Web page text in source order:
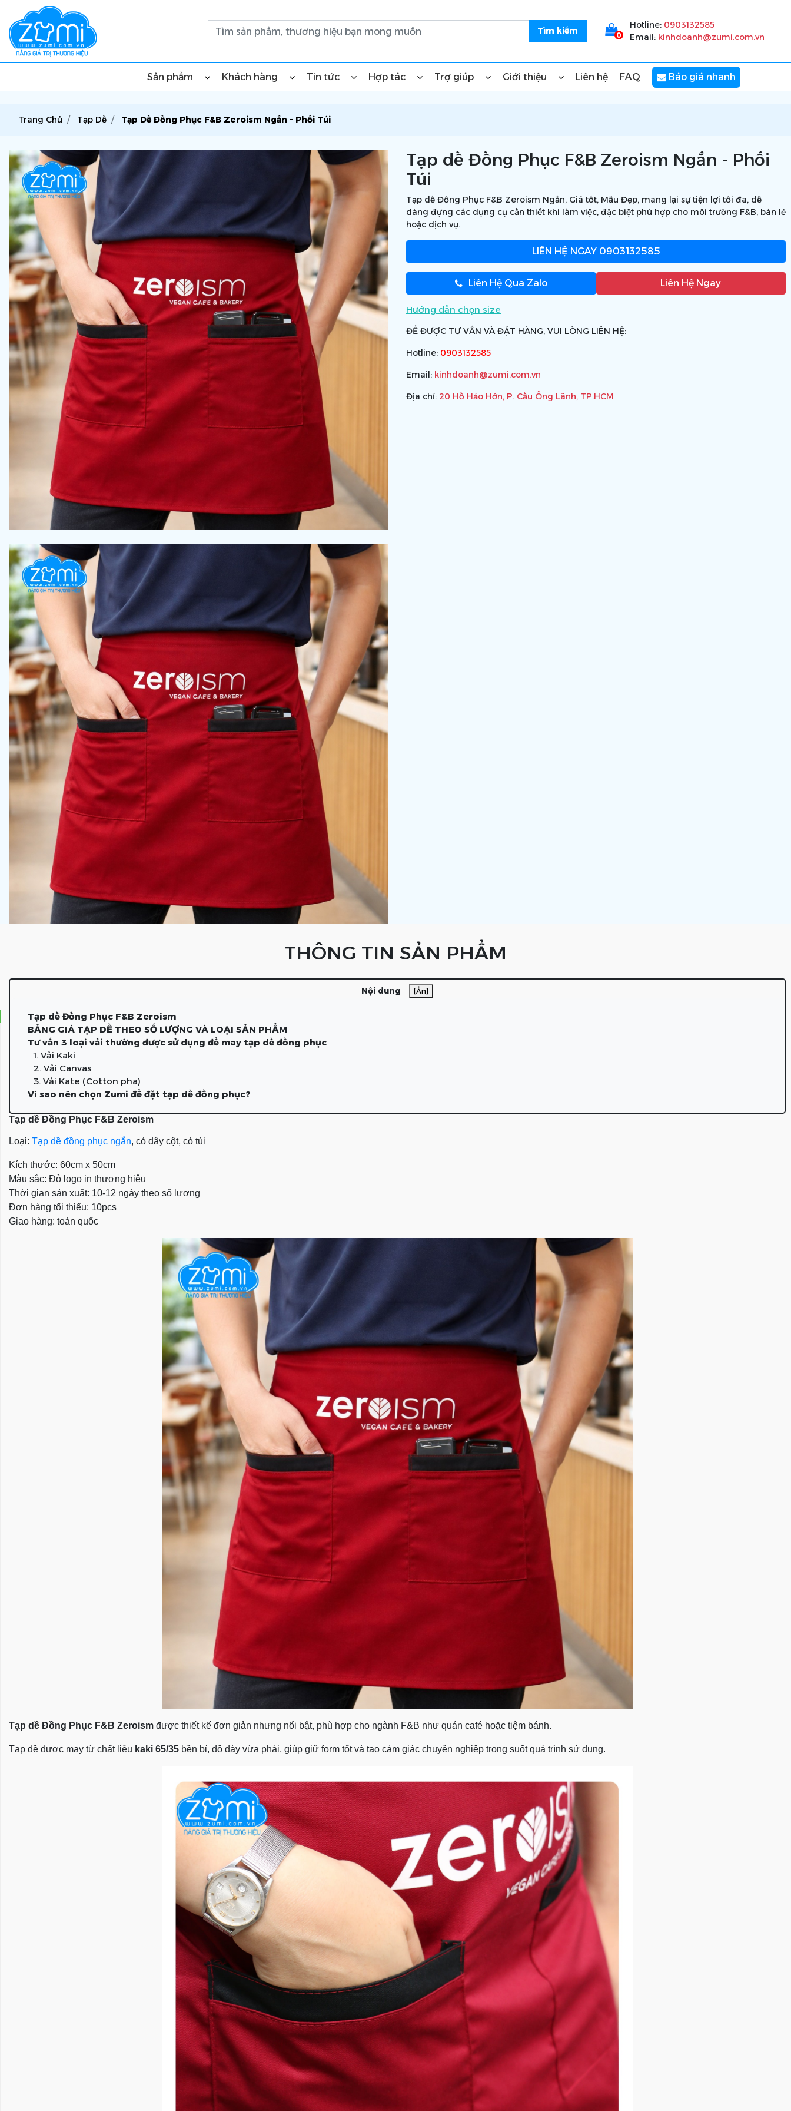
0
Hotline: 0903132585
Email: kinhdoanh@zumi.com.vn
Sản phẩm Khách hàng Tin tức Hợp tác Trợ giúp Giới thiệu Liên hệ FAQ Báo giá nhanh
Trang Chủ Tạp Dề Tạp Dề Đồng Phục F&B Zeroism Ngắn - Phối Túi
Tạp dề Đồng Phục F&B Zeroism Ngắn - Phối
Túi
Tạp dề Đồng Phục F&B Zeroism Ngắn, Giá tốt, Mẫu Đẹp, mang lại sự tiện lợi tối đa, dễ
dàng đựng các dụng cụ cần thiết khi làm việc, đặc biệt phù hợp cho môi trường F&B, bán lẻ
hoặc dịch vụ.
LIÊN HỆ NGAY0903132585
Liên Hệ Qua Zalo Liên Hệ Ngay
Hướng dẫn chọn size
ĐỂ ĐƯỢC TƯ VẤN VÀ ĐẶT HÀNG, VUI LÒNG LIÊN HỆ:
Hotline: 0903132585
Email: kinhdoanh@zumi.com.vn
Địa chỉ: 20 Hồ Hảo Hớn, P. Cầu Ông Lãnh, TP.HCM
THÔNG TIN SẢN PHẨM
Nội dung [Ẩn]
Tạp dề Đồng Phục F&B Zeroism
BẢNG GIÁ TẠP DỀ THEO SỐ LƯỢNG VÀ LOẠI SẢN PHẨM
Tư vấn 3 loại vải thường được sử dụng để may tạp dề đồng phục
1. Vải Kaki
2. Vải Canvas
3. Vải Kate (Cotton pha)
Vì sao nên chọn Zumi để đặt tạp dề đồng phục?
Tạp dề Đồng Phục F&B Zeroism
Loại: Tạp dề đồng phục ngắn, có dây cột, có túi
Kích thước: 60cm x 50cm
Màu sắc: Đỏ logo in thương hiệu
Thời gian sản xuất: 10-12 ngày theo số lượng
Đơn hàng tối thiểu: 10pcs
Giao hàng: toàn quốc
Tạp dề Đồng Phục F&B Zeroism được thiết kế đơn giản nhưng nổi bật, phù hợp cho ngành F&B như quán café hoặc tiệm bánh.
Tạp dề được may từ chất liệu kaki 65/35 bền bỉ, độ dày vừa phải, giúp giữ form tốt và tạo cảm giác chuyên nghiệp trong suốt quá trình sử dụng.